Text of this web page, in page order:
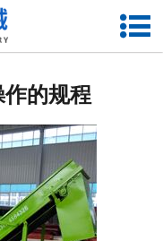
资质荣誉
新闻中心
的规程